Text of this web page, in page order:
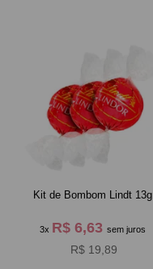
Kit de Bombom Lindt 13g
3x R$ 6,63 sem juros
R$ 19,89